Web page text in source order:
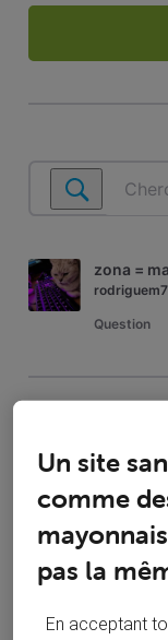
Chercher
dans
Ma
sécurité
zona =
Question
VIS+
Dernière
Question
D
Un site
comme
pas la
En acceptant